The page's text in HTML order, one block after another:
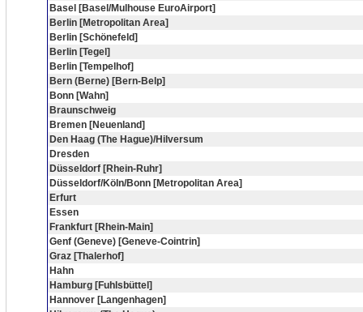
Basel [Basel/Mulhouse EuroAirport]
Berlin [Metropolitan Area]
Berlin [Schönefeld]
Berlin [Tegel]
Berlin [Tempelhof]
Bern (Berne) [Bern-Belp]
Bonn [Wahn]
Braunschweig
Bremen [Neuenland]
Den Haag (The Hague)/Hilversum
Dresden
Düsseldorf [Rhein-Ruhr]
Düsseldorf/Köln/Bonn [Metropolitan Area]
Erfurt
Essen
Frankfurt [Rhein-Main]
Genf (Geneve) [Geneve-Cointrin]
Graz [Thalerhof]
Hahn
Hamburg [Fuhlsbüttel]
Hannover [Langenhagen]